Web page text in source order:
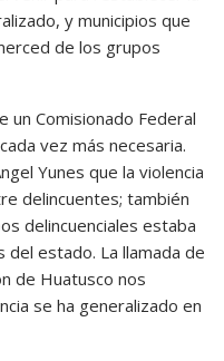
y municipios que
de los grupos
un Comisionado Federal
vez más necesaria.
Yunes que la violencia
delincuentes; también
delincuenciales estaba
del estado. La llamada de
de Huatusco nos
se ha generalizado en